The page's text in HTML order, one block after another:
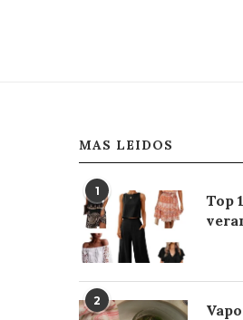
MAS LEIDOS
1
Top
2